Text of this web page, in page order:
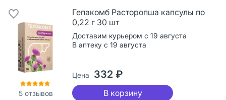
5 отзывов
Гепакомб Расторопша капсулы по
0,22 г 30 шт
Доставим курьером с 19 августа
В аптеку с 19 августа
Цена 332 ₽
В корзину